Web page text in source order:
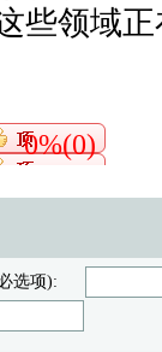
些领域
0%(0)
选项):